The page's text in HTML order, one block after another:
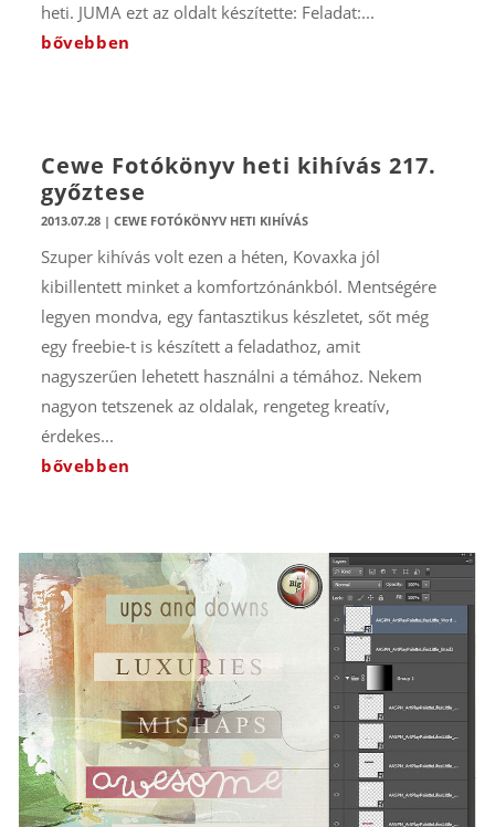
heti. JUMA ezt az oldalt készítette: Feladat:...
bővebben
Cewe Fotókönyv heti kihívás 217.
győztese
2013.07.28| CEWE FOTÓKÖNYV HETI KIHÍVÁS
Szuper kihívás volt ezen a héten, Kovaxka jól
kibillentett minket a komfortzónánkból. Mentségére
legyen mondva, egy fantasztikus készletet, sőt még
egy freebie-t is készített a feladathoz, amit
nagyszerűen lehetett használni a témához. Nekem
nagyon tetszenek az oldalak, rengeteg kreatív,
érdekes...
bővebben